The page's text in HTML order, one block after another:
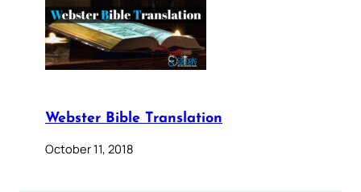
Webster Bible Translation
October 11, 2018